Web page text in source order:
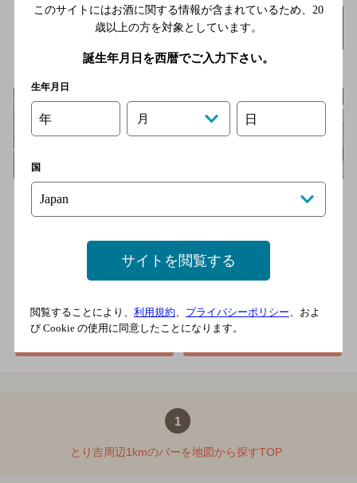
Cafe＆Bar Adam and Eve
(アダム アンド イブ)
[泡盛と島カクテルのお店]
石垣島・浜崎町の路地にひっそり灯る、グリーンを基調とした小
さな隠れ家。島ならではのカクテルや泡盛、ビール、焼酎など
石垣港離島ターミナルより徒歩約10分
2,000円以上～3,000円未満
地図を表示
1
とり吉周辺1kmのバーを地図から探すTOP
このサイトにはお酒に関する情報が含まれているため、 20
歳以上の方を対象としています。
誕生年月日を西暦でご入力下さい。
生年月日
年 月 日
国
サイトを閲覧する
閲覧することにより、 利用規約、 プライバシーポリシー、およ
び Cookie の使用に同意したことになります。